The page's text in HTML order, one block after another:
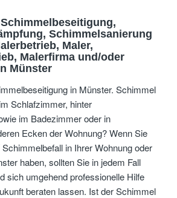
Schimmelsanierung
Maler,
Malerfirma und/oder
Münster
in Münster. Schimmel
Schlafzimmer, hinter
im Badezimmer oder in
Ecken der Wohnung? Wenn Sie
in Ihrer Wohnung oder
haben, sollten Sie in jedem Fall
sich umgehend professionelle Hilfe
beraten lassen. Ist der Schimmel